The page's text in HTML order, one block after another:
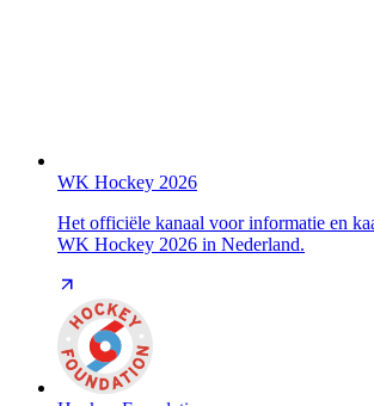
WK Hockey 2026
Het officiële kanaal voor informatie en
WK Hockey 2026 in Nederland.